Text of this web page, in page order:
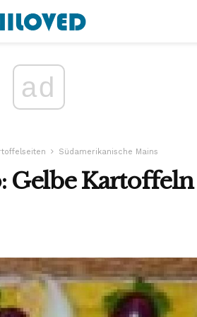
ad
Südamerikanische Mains
Gelbe